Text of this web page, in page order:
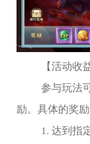
【活动收
参与玩法
励。具体的奖励
1.达到指